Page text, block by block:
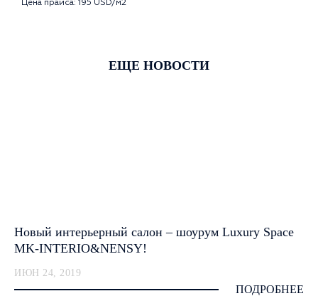
Цена прайса: 195 USD/м2
ЕЩЕ НОВОСТИ
Новый интерьерный салон – шоурум Luxury Space
MK-INTERIO&NENSY!
ИЮН 24, 2019
ПОДРОБНЕЕ